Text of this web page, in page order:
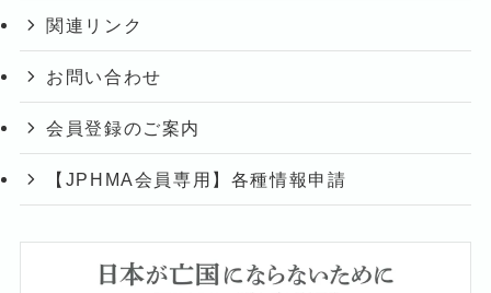
関連リンク
お問い合わせ
会員登録のご案内
【JPHMA会員専用】各種情報申請